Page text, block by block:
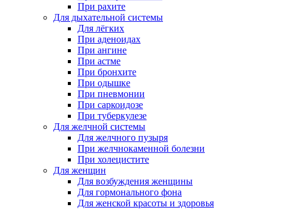
При рахите
Для дыхательной системы
Для лёгких
При аденоидах
При ангине
При астме
При бронхите
При одышке
При пневмонии
При саркоидозе
При туберкулезе
Для желчной системы
Для желчного пузыря
При желчнокаменной болезни
При холецистите
Для женщин
Для возбуждения женщины
Для гормонального фона
Для женской красоты и здоровья